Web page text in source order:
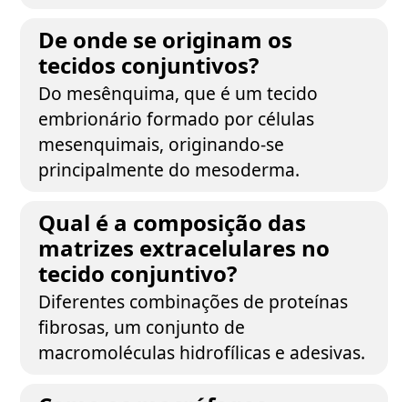
De onde se originam os
tecidos conjuntivos?
Do mesênquima, que é um tecido
embrionário formado por células
mesenquimais, originando-se
principalmente do mesoderma.
Qual é a composição das
matrizes extracelulares no
tecido conjuntivo?
Diferentes combinações de proteínas
fibrosas, um conjunto de
macromoléculas hidrofílicas e adesivas.